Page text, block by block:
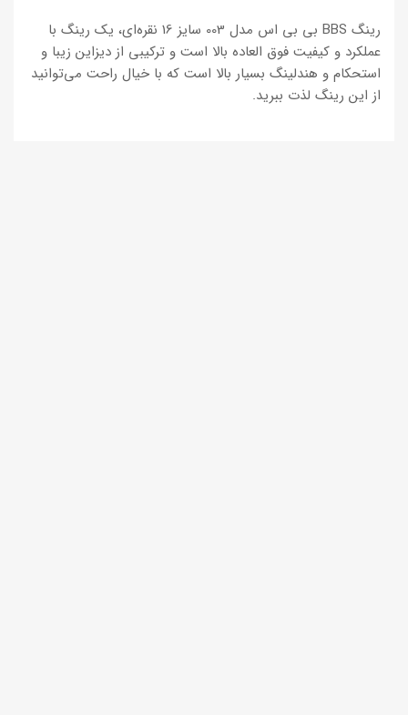
رینگ BBS بی بی اس مدل 003 سایز 16 نقره‌ای، یک رینگ با
عملکرد و کیفیت فوق العاده بالا است و ترکیبی از دیزاین زیبا و
استحکام و هندلینگ بسیار بالا است که با خیال راحت می‌توانید
از این رینگ لذت ببرید.